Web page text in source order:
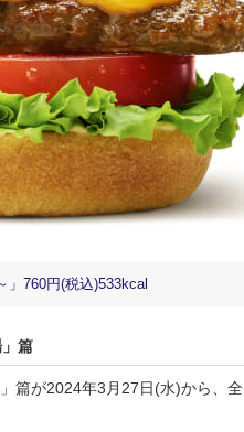
」760円(税込)533kcal
篇
篇が2024年3月27日(水)から、